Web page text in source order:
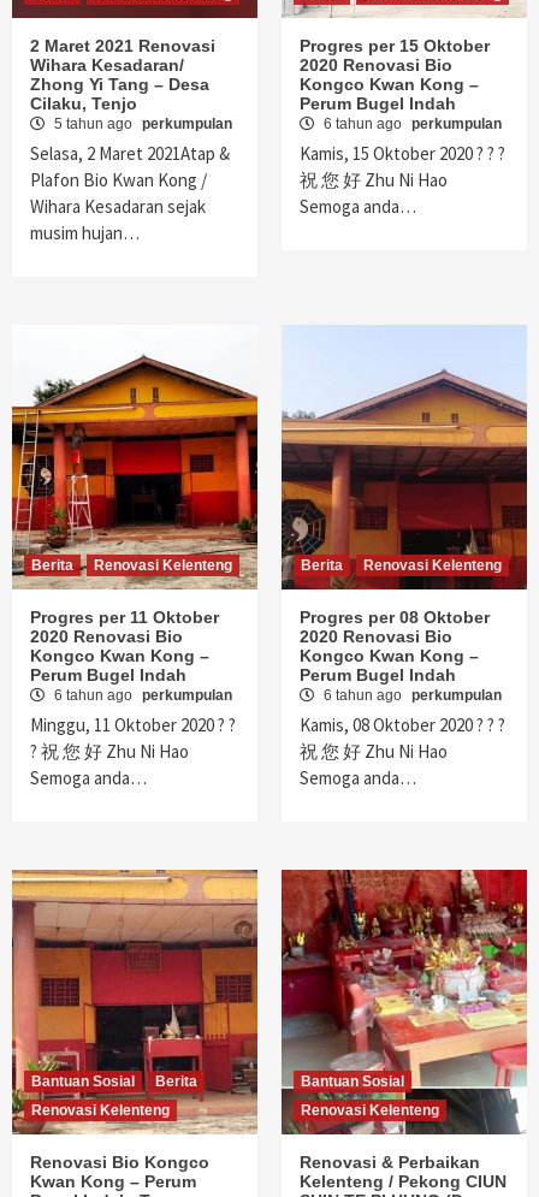
2 Maret 2021 Renovasi
Wihara Kesadaran/
Zhong Yi Tang – Desa
Cilaku, Tenjo
5 tahun ago perkumpulan
Selasa, 2 Maret 2021Atap &
Plafon Bio Kwan Kong /
Wihara Kesadaran sejak
musim hujan…
Progres per 15 Oktober
2020 Renovasi Bio
Kongco Kwan Kong –
Perum Bugel Indah
6 tahun ago perkumpulan
Kamis, 15 Oktober 2020 ? ? ?
祝 您 好 Zhu Ni Hao
Semoga anda…
Berita Renovasi Kelenteng
Progres per 11 Oktober
2020 Renovasi Bio
Kongco Kwan Kong –
Perum Bugel Indah
6 tahun ago perkumpulan
Minggu, 11 Oktober 2020 ? ?
? 祝 您 好 Zhu Ni Hao
Semoga anda…
Berita Renovasi Kelenteng
Progres per 08 Oktober
2020 Renovasi Bio
Kongco Kwan Kong –
Perum Bugel Indah
6 tahun ago perkumpulan
Kamis, 08 Oktober 2020 ? ? ?
祝 您 好 Zhu Ni Hao
Semoga anda…
Bantuan Sosial
Berita
Renovasi Kelenteng
Renovasi Bio Kongco
Kwan Kong – Perum
Bantuan Sosial
Renovasi Kelenteng
Renovasi & Perbaikan
Kelenteng / Pekong CIUN